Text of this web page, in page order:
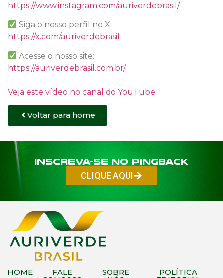
https://www.instagram.com/auriverdebrasil/
Siga o nosso perfil no X:
https://x.com/auriverdebrasil
Acesse o nosso site:
https://auriverdebrasil.com.br/
Veja este vídeo no canal do YouTube
Voltar para home
Inscreva-se no PINGBACK
CLIQUE AQUI
HOME FALE SOBRE POLÍTICA